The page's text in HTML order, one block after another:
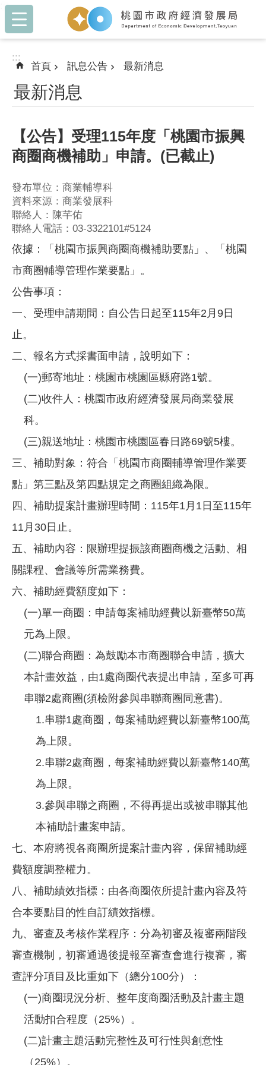
跳到主要內容區塊
:::
:::
首頁 訊息公告 最新消息
最新消息
【公告】受理115年度「桃園市振興
商圈商機補助」申請。(已截止)
發布單位：商業輔導科
資料來源：商業發展科
聯絡人：陳芊佑
聯絡人電話：03-3322101#5124
依據：「桃園市振興商圈商機補助要點」、「桃園
市商圈輔導管理作業要點」。
公告事項：
一、受理申請期間：自公告日起至115年2月9日
止。
二、報名方式採書面申請，說明如下：
(一)郵寄地址：桃園市桃園區縣府路1號。
(二)收件人：桃園市政府經濟發展局商業發展
科。
(三)親送地址：桃園市桃園區春日路69號5樓。
三、補助對象：符合「桃園市商圈輔導管理作業要
點」第三點及第四點規定之商圈組織為限。
四、補助提案計畫辦理時間：115年1月1日至115年
11月30日止。
五、補助內容：限辦理提振該商圈商機之活動、相
關課程、會議等所需業務費。
六、補助經費額度如下：
(一)單一商圈：申請每案補助經費以新臺幣50萬
元為上限。
(二)聯合商圈：為鼓勵本市商圈聯合申請，擴大
本計畫效益，由1處商圈代表提出申請，至多可再
串聯2處商圈(須檢附參與串聯商圈同意書)。
1.串聯1處商圈，每案補助經費以新臺幣100萬
為上限。
2.串聯2處商圈，每案補助經費以新臺幣140萬
為上限。
3.參與串聯之商圈，不得再提出或被串聯其他
本補助計畫案申請。
七、本府將視各商圈所提案計畫內容，保留補助經
費額度調整權力。
八、補助績效指標：由各商圈依所提計畫內容及符
合本要點目的性自訂績效指標。
九、審查及考核作業程序：分為初審及複審兩階段
審查機制，初審通過後提報至審查會進行複審，審
查評分項目及比重如下（總分100分）：
(一)商圈現況分析、整年度商圈活動及計畫主題
活動扣合程度（25%）。
(二)計畫主題活動完整性及可行性與創意性
（25%）。